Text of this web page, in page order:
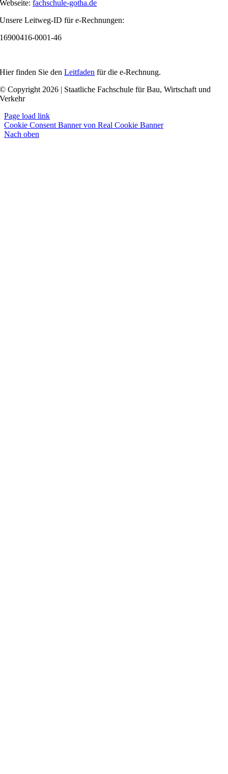
Webseite:fachschule-gotha.de
Unsere Leitweg-ID für e-Rechnungen:
16900416-0001-46
Hier finden Sie denLeitfaden für die e-Rechnung.
© Copyright 2026 | Staatliche Fachschule für Bau, Wirtschaft und
Verkehr
Page load link
Cookie Consent Banner von Real Cookie Banner
Nach oben